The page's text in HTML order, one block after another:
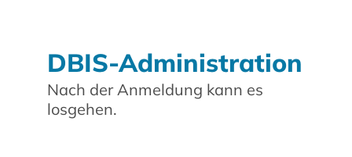
DBIS-Administration
Nach der Anmeldung kann es
losgehen.